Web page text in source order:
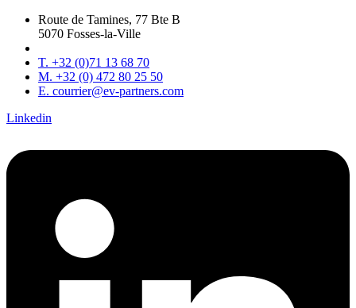
Route de Tamines, 77 Bte B
5070 Fosses-la-Ville
T. +32 (0)71 13 68 70
M. +32 (0) 472 80 25 50
E. courrier@ev-partners.com
Linkedin